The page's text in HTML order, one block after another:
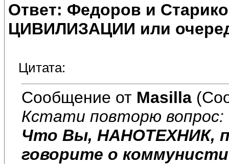
Ответ: Федоров и
ЦИВИЛИЗАЦИИ или
Цитата:
Сообщение от Masilla
Кстати повторю вопрос:
Что Вы, НАНОТЕХНИК,
говорите о